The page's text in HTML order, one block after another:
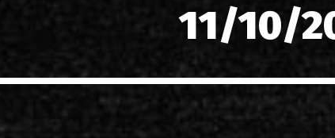
1998-
2000-
2005-
11/10/